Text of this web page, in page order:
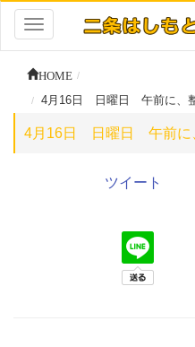
Toggle
navigation
HOME
4月16日 日曜日 午前に、
4月16日 日曜日 午前に
ツイート